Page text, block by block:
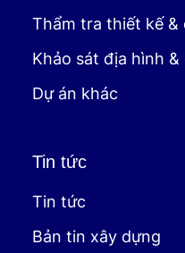
Thẩm tra thiết kế
Khảo sát địa hình
Dự án khác
Tin tức
Tin tức
Bản tin xây dựng